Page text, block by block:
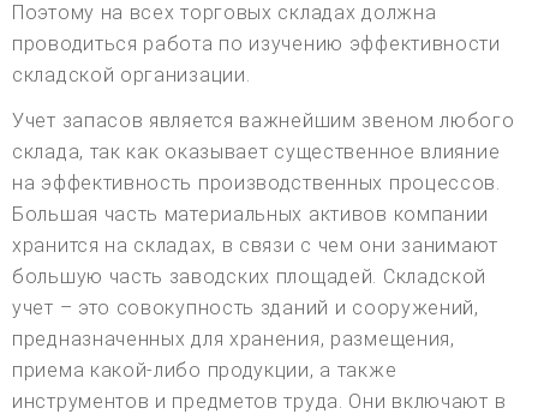
Поэтому на всех торговых складах должна
проводиться работа по изучению эффективности
складской организации.
Учет запасов является важнейшим звеном любого
склада, так как оказывает существенное влияние
на эффективность производственных процессов.
Большая часть материальных активов компании
хранится на складах, в связи с чем они занимают
большую часть заводских площадей. Складской
учет – это совокупность зданий и сооружений,
предназначенных для хранения, размещения,
приема какой-либо продукции, а также
инструментов и предметов труда. Они включают в